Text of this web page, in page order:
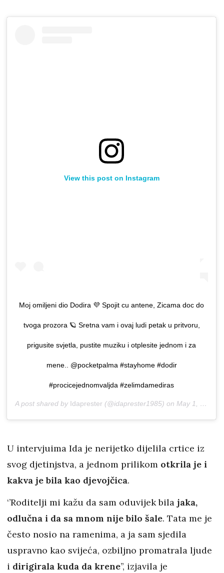
View this post on Instagram
Moj omiljeni dio Dodira 💜 Spojit cu antene, Zicama doc do
tvoga prozora 🪐 Sretna vam i ovaj ludi petak u pritvoru,
prigusite svjetla, pustite muziku i otplesite jednom i za
mene.. @pocketpalma #stayhome #dodir
#procicejednomvaljda #zelimdamediras
A post shared by Idaprester (@idaprester1985) on May 1, 2020 at 1:17pm PDT
U intervjuima Ida je nerijetko dijelila crtice iz
svog djetinjstva, a jednom prilikom otkrila je i
kakva je bila kao djevojčica.
‘’Roditelji mi kažu da sam oduvijek bila jaka,
odlučna i da sa mnom nije bilo šale. Tata me je
često nosio na ramenima, a ja sam sjedila
uspravno kao svijeća, ozbiljno promatrala ljude
i dirigirala kuda da krene’’, izjavila je